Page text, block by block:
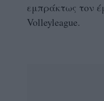
εμπράκτως τον
Volleyleague.